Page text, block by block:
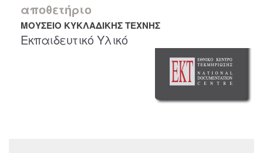
αποθετήριο
ΜΟΥΣΕΙΟ ΚΥΚΛΑΔΙΚΗΣ ΤΕΧΝΗΣ
Εκπαιδευτικό Υλικό